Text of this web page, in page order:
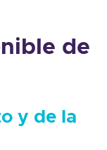
de
y de la